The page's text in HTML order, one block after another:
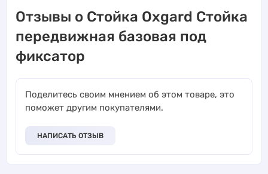
Отзывы о Стойка Oxgard Стойка
передвижная базовая под
фиксатор
Поделитесь своим мнением об этом товаре, это
поможет другим покупателями.
НАПИСАТЬ ОТЗЫВ